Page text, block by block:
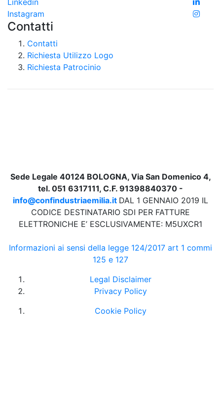
Instagram
Contatti
Contatti
Richiesta Utilizzo Logo
Richiesta Patrocinio
Sede Legale 40124 BOLOGNA, Via San Domenico 4,
tel. 051 6317111, C.F. 91398840370 -
info@confindustriaemilia.it DAL 1 GENNAIO 2019 IL
CODICE DESTINATARIO SDI PER FATTURE
ELETTRONICHE E’ ESCLUSIVAMENTE: M5UXCR1
Informazioni ai sensi della legge 124/2017 art 1 commi
125 e 127
Legal Disclaimer
Privacy Policy
Cookie Policy